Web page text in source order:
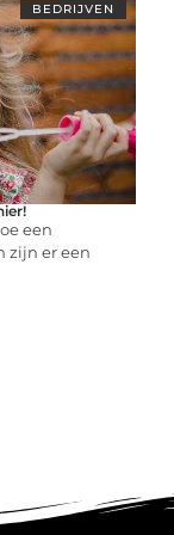
BEDRIJVEN
een
zijn er een